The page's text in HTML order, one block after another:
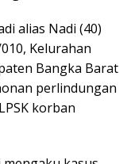
alias Nadi (40)
Kelurahan
Bangka Barat
perlindungan
korban